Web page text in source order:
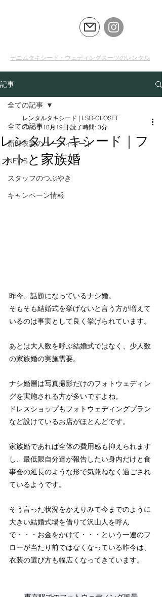
デニムタキシード・ウェディングスーツのレンタル
記事
全ての記事
新郎衣装のコーディネート
NEWS
スタッフのつぶやき
キャンペーン情報
全ての記事
レンタルタキシード｜フ
ォトと家族婚
レンタルタキシード | LSO-CLOSET
2025年10月19日 読了時間: 3分
昨今、話題になっているナシ婚。
そもそも結婚式を挙げないと言う方が増えて
いるのは事実として良く挙げられています。
あとは大人数を呼ぶ結婚式ではなく、少人数
の家族婚の実施需要。
ナシ婚層は写真撮影だけのフォトウェディン
グを実施される方が多いですよね。
ドレスショップもフォトウェディングプラン
など設けているお店がほとんどです。
家族婚であれば全体の費用感も抑えられます
し、最低限自分達が報告したい身内だけと食
事会の延長のような形で気兼ねなく過ごされ
ているようです。
そう言った状況をかえりみて今までのように
大きい結婚式場を借りて沢山人を呼ん
で・・・お金をかけて・・・という一連のフ
ローが当たり前ではなくなっている昨今は、
衣装の選び方も幅広くなってきています。